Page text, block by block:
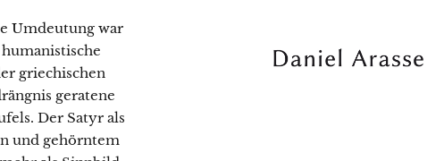
Umdeutung war
griechischen
geratene
Der Satyr als
und gehörntem